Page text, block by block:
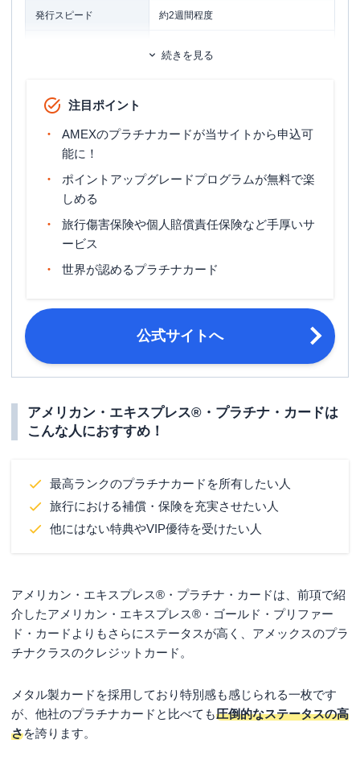
発行スピード 約2週間程度
ETCカード年会費
ETCカード発行期間 約2週間
旅行傷害保険
ポイント名
登録された口座振替金融機関等の関係
国内に住所がある方
必要書類
スポート・住民票の写し・マイナンバ
ーカード・写真付き住民基本台帳カー
続きを見る
注目ポイント
AMEXのプラチナカードが当サイトから申込可
能に！
ポイントアップグレードプログラムが無料で楽
しめる
旅行傷害保険や個人賠償責任保険など手厚いサ
ービス
世界が認めるプラチナカード
公式サイトへ
アメリカン・エキスプレス®・プラチナ・カードは
こんな人におすすめ！
最高ランクのプラチナカードを所有したい人
旅行における補償・保険を充実させたい人
他にはない特典やVIP優待を受けたい人
アメリカン・エキスプレス®・プラチナ・カードは、前項で紹
介したアメリカン・エキスプレス®・ゴールド・プリファー
ド・カードよりもさらにステータスが高く、アメックスのプラ
チナクラスのクレジットカード。
メタル製カードを採用しており特別感も感じられる一枚です
が、他社のプラチナカードと比べても圧倒的なステータスの高
さを誇ります。